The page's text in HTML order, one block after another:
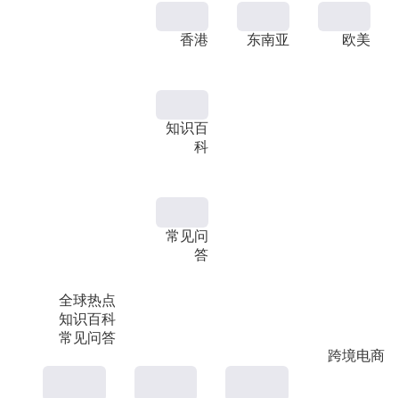
全球热点
知识百科
常见问答
香港 东南亚 欧美
知识百
科
常见问
答
跨境电商